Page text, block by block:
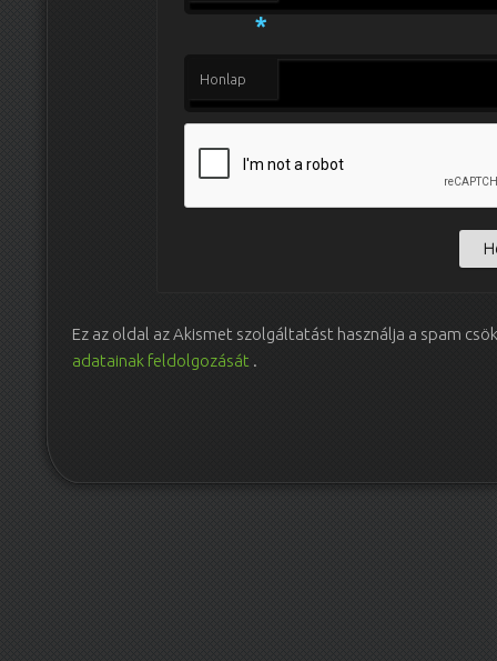
*
Honlap
Ez az oldal az Akismet szolgáltatást használja a spam
adatainak feldolgozását .